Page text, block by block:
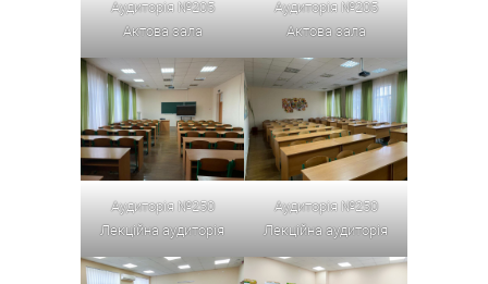
Аудиторія №205
Актова зала
Аудиторія №205
Актова зала
Аудиторія №250
Лекційна аудиторія
Аудиторія №250
Лекційна аудиторія